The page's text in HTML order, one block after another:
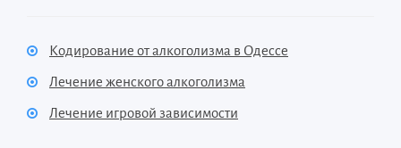
Кодирование от алкоголизма в Одессе
Лечение женского алкоголизма
Лечение игровой зависимости